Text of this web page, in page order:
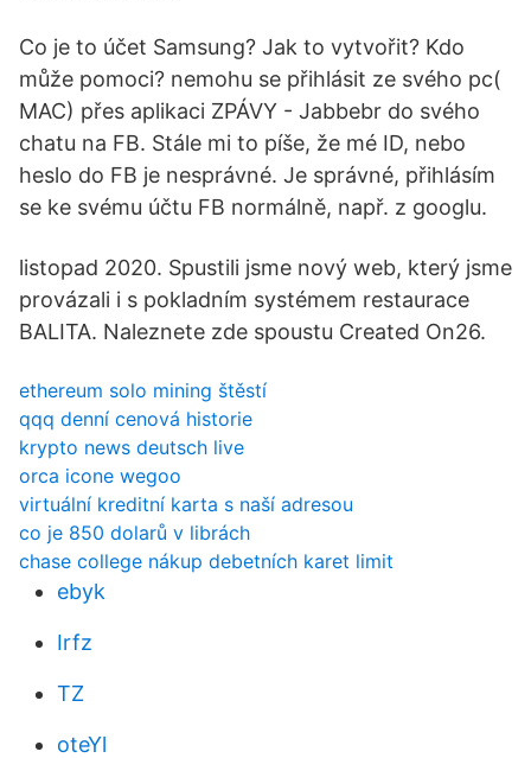
Co je to účet Samsung? Jak to vytvořit? Kdo
může pomoci? nemohu se přihlásit ze svého pc(
MAC) přes aplikaci ZPÁVY - Jabbebr do svého
chatu na FB. Stále mi to píše, že mé ID, nebo
heslo do FB je nesprávné. Je správné, přihlásím
se ke svému účtu FB normálně, např. z googlu.
listopad 2020. Spustili jsme nový web, který jsme
provázali i s pokladním systémem restaurace
BALITA. Naleznete zde spoustu Created On26.
ethereum solo mining štěstí
qqq denní cenová historie
krypto news deutsch live
orca icone wegoo
virtuální kreditní karta s naší adresou
co je 850 dolarů v librách
chase college nákup debetních karet limit
ebyk
Irfz
TZ
oteYl